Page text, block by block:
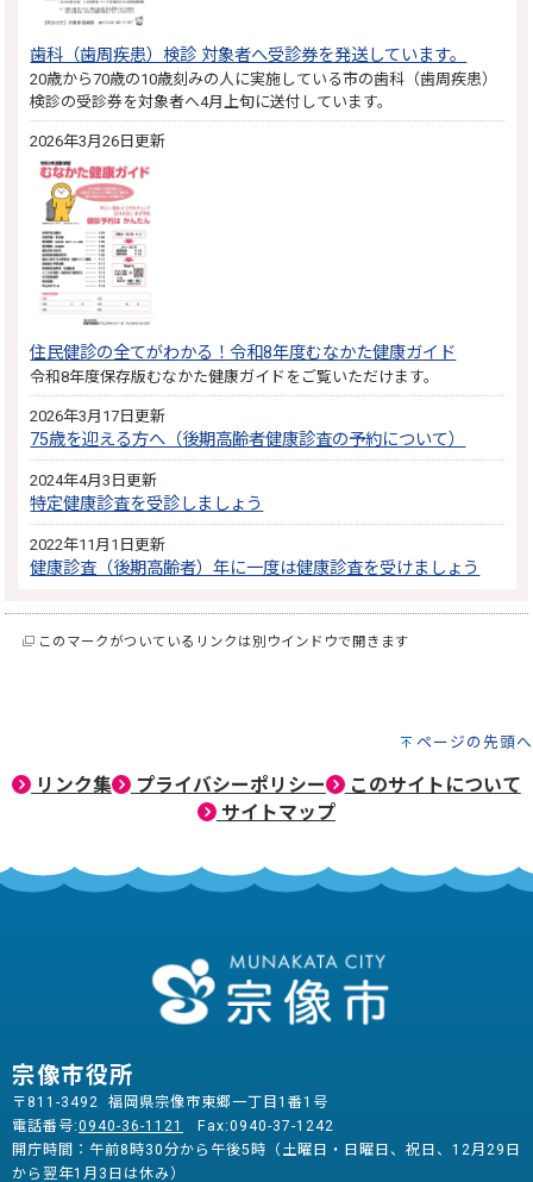
歯科（歯周疾患）検診 対象者へ受診券を発送しています。
20歳から70歳の10歳刻みの人に実施している市の歯科（歯周疾患）
検診の受診券を対象者へ4月上旬に送付しています。
2026年3月26日更新
住民健診の全てがわかる！令和8年度むなかた健康ガイド
令和8年度保存版むなかた健康ガイドをご覧いただけます。
2026年3月17日更新
75歳を迎える方へ（後期高齢者健康診査の予約について）
2024年4月3日更新
特定健康診査を受診しましょう
2022年11月1日更新
健康診査（後期高齢者）年に一度は健康診査を受けましょう
このマークがついているリンクは別ウインドウで開きます
ページの先頭へ
リンク集 プライバシーポリシー
このサイトについて
サイトマップ
宗像市役所
〒811-3492 福岡県宗像市東郷一丁目1番1号
電話番号:0940-36-1121
Fax:0940-37-1242
開庁時間：午前8時30分から午後5時（土曜日・日曜日、祝日、12月29日
から翌年1月3日は休み）